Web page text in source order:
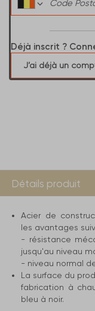
Déjà inscrit ?
J’ai déjà un
Détails produit
Acier de
les avantages
- résistance
jusqu'au niveau
- niveau normal
La surface du
fabrication à
bleu à noir.